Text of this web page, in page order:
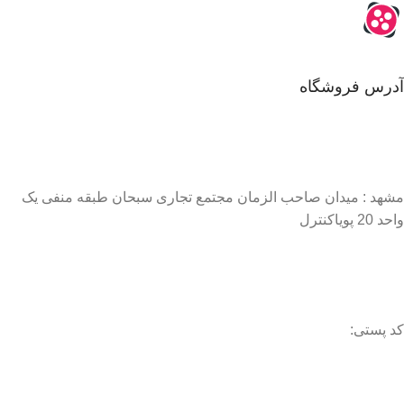
آدرس فروشگاه
مشهد : میدان صاحب الزمان مجتمع تجاری سبحان طبقه منفی یک
واحد 20 پویاکنترل
کد پستی: